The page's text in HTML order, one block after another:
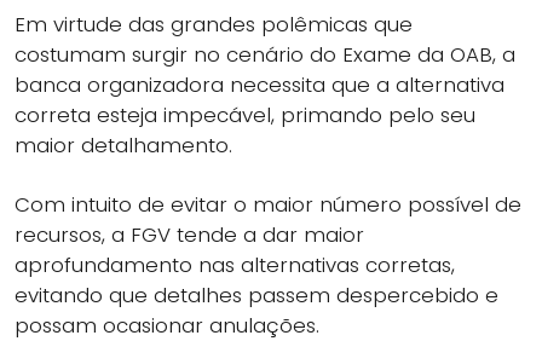
Em virtude das grandes polêmicas que
costumam surgir no cenário do Exame da OAB, a
banca organizadora necessita que a alternativa
correta esteja impecável, primando pelo seu
maior detalhamento.
Com intuito de evitar o maior número possível de
recursos, a FGV tende a dar maior
aprofundamento nas alternativas corretas,
evitando que detalhes passem despercebido e
possam ocasionar anulações.